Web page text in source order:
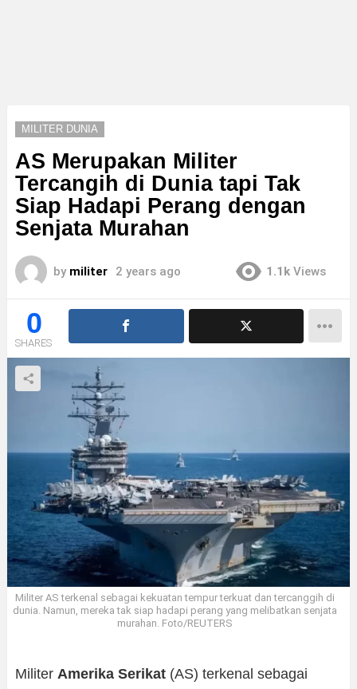
MILITER DUNIA
AS Merupakan Militer
Tercangih di Dunia tapi Tak
Siap Hadapi Perang dengan
Senjata Murahan
by militer 2 years ago 1.1k Views
0
SHARES
Militer AS terkenal sebagai kekuatan tempur terkuat dan tercanggih di
dunia. Namun, mereka tak siap hadapi perang yang melibatkan senjata
murahan. Foto/REUTERS
Militer Amerika Serikat (AS) terkenal sebagai